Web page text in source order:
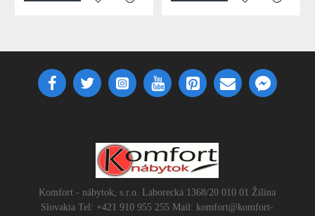
Komfort - nábytok, s.r.o. Laborecká 1368/20 010 01 Žilina
Slovakia Tel: +421 910 955 255 Mail: komfort@komfort-